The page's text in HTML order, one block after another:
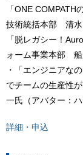
「ONE
技術統括本部 清水
「脱レガシー！
ォーム事業本部 船
・「エンジニアな
でチームの生産性
一氏（アバター：ハ
詳細・申込